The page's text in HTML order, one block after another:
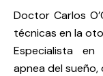
Doctor Carlos
técnicas en la
Especialista
apnea del sueño,